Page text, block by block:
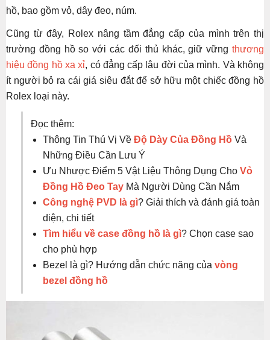
hồ, bao gồm vỏ, dây đeo, núm.
Cũng từ đây, Rolex nâng tầm đẳng cấp của mình trên thị
trường đồng hồ so với các đối thủ khác, giữ vững thương
hiệu đồng hồ xa xỉ, có đẳng cấp lâu đời của mình. Và không
ít người bỏ ra cái giá siêu đắt để sở hữu một chiếc đồng hồ
Rolex loại này.
Đọc thêm:
Thông Tin Thú Vị Về Độ Dày Của Đồng Hồ Và
Những Điều Cần Lưu Ý
Ưu Nhược Điểm 5 Vật Liệu Thông Dụng Cho Vỏ
Đồng Hồ Đeo Tay Mà Người Dùng Cần Nắm
Công nghệ PVD là gì? Giải thích và đánh giá toàn
diện, chi tiết
Tìm hiểu về case đồng hồ là gì? Chọn case sao
cho phù hợp
Bezel là gì? Hướng dẫn chức năng của vòng
bezel đồng hồ